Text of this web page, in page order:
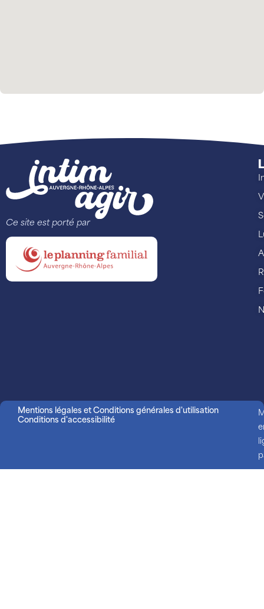
Ce site est porté par
Mentions légales et Conditions générales d'utilisation
Conditions d'accessibilité